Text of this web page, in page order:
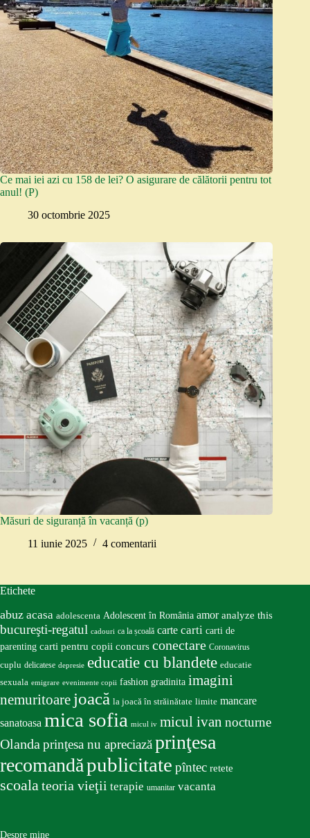
Ce mai iei azi cu 158 de lei? O asigurare de călătorii pentru tot
anul! (P)
30 octombrie 2025
Măsuri de siguranță în vacanță (p)
11 iunie 2025
4 comentarii
Etichete
abuz acasa adolescenta Adolescent în România amor analyze this
bucureşti-regatul cadouri ca la școală carte carti carti de
parenting carti pentru copii concurs conectare Coronavirus
cuplu delicatese depresie educatie cu blandete educatie
sexuala emigrare evenimente copii fashion gradinita imagini
nemuritoare joacă la joacă în străinătate limite mancare
sanatoasa mica sofia micul iv micul ivan nocturne
Olanda prinţesa nu apreciază prinţesa
recomandăpublicitate pîntec retete
scoala teoria vieţii terapie umanitar vacanta
Despre mine